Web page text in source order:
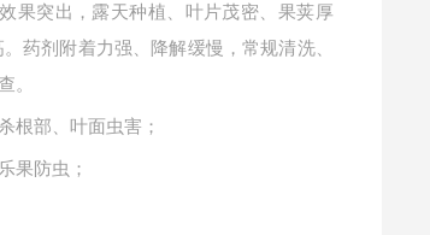
果突出，露天种植、叶片茂密、果荚厚
药剂附着力强、降解缓慢，常规清洗、
。
根部、叶面虫害；
果防虫；